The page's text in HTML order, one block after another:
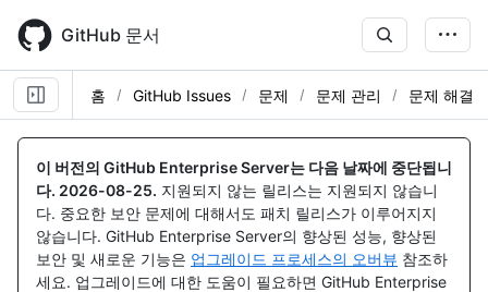
main
content
GitHub 문서
홈 GitHub Issues 문제 문제 관리 문제 해결
이 버전의 GitHub Enterprise Server는 다음 날짜에 중단됩니
다. 2026-08-25. 지원되지 않는 릴리스는 지원되지 않습니
다. 중요한 보안 문제에 대해서도 패치 릴리스가 이루어지지
않습니다. GitHub Enterprise Server의 향상된 성능, 향상된
보안 및 새로운 기능은 업그레이드 프로세스의 오버뷰 참조하
세요. 업그레이드에 대한 도움이 필요하면 GitHub Enterprise